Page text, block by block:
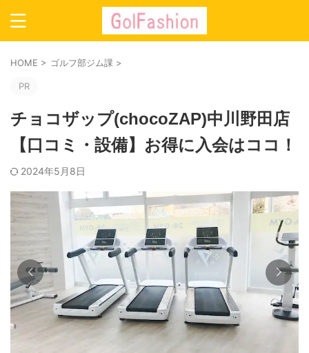
HOME > ゴルフ部ジム課 >
PR
チョコザップ(chocoZAP)中川野田店
【口コミ・設備】お得に入会はココ！
2024年5月8日